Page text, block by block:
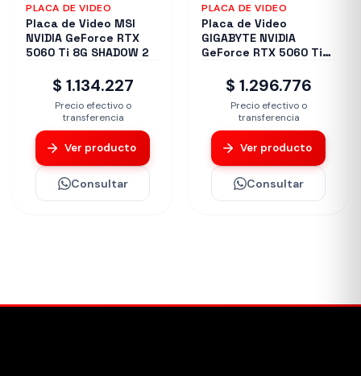
PLACA DE VIDEO
Placa de Video MSI
NVIDIA GeForce RTX
5060 Ti 8G SHADOW 2
$ 1.134.227
Precio efectivo o
transferencia
Ver producto
Consultar
PLACA DE VIDEO
Placa de Video
GIGABYTE NVIDIA
GeForce RTX 5060 Ti
$ 1.296.776
Precio efectivo o
transferencia
Ver producto
Consultar